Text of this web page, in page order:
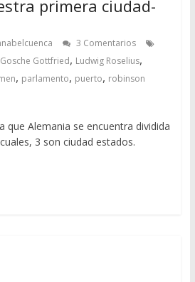
primera ciudad-
3 Comentarios
Gosche Gottfried, Ludwig Roselius,
, parlamento, puerto, robinson
que Alemania se encuentra dividida
3 son ciudad estados.